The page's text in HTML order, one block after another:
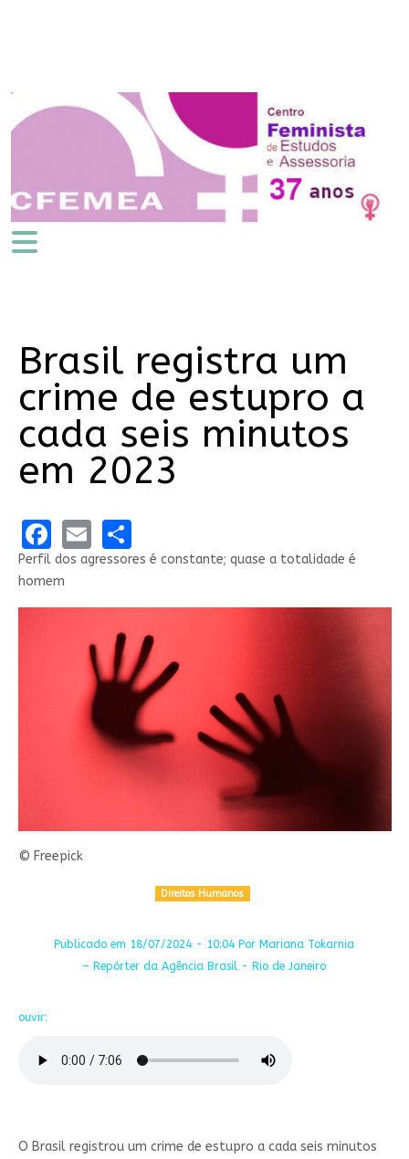
Brasil registra um
crime de estupro a
cada seis minutos
em 2023
Facebook
EmailShare
Perfil dos agressores é constante; quase a totalidade é
homem
© Freepick
Direitos Humanos
Publicado em 18/07/2024 - 10:04 Por Mariana Tokarnia
– Repórter da Agência Brasil - Rio de Janeiro
ouvir:
O Brasil registrou um crime de estupro a cada seis minutos